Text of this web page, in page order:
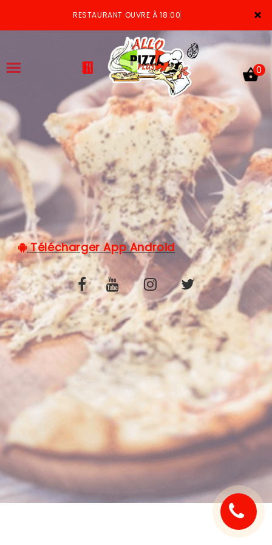
×
RESTAURANT OUVRE À 18:00
ACCUEIL
LA CARTE
VOTRE COMPTE
NOTRE RESTAURANT
VOS AVIS
MENTIONS LÉGALES
C.G.V
0
Télécharger App Android